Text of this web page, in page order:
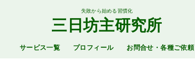
失敗から始める習慣化
三日坊主研究所
サービス一覧 プロフィール お問合せ・各種ご依頼